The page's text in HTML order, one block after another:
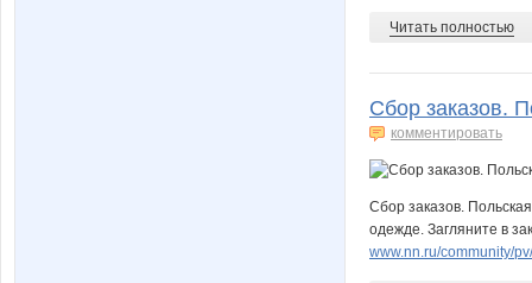
Читать полностью
Сбор заказов.
комментировать
Сбор заказов.
одежде. Загляните в
www.nn.ru/community/